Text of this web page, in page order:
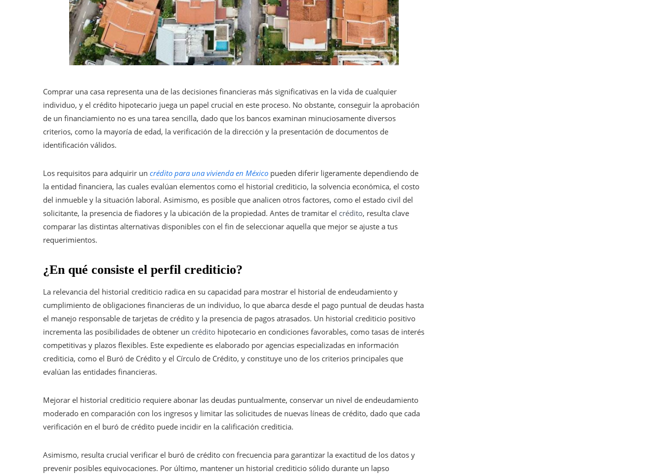
Comprar una casa representa una de las decisiones financieras más significativas en la vida de cualquier
individuo, y el crédito hipotecario juega un papel crucial en este proceso. No obstante, conseguir la aprobación
de un financiamiento no es una tarea sencilla, dado que los bancos examinan minuciosamente diversos
criterios, como la mayoría de edad, la verificación de la dirección y la presentación de documentos de
identificación válidos.
Los requisitos para adquirir un crédito para una vivienda en México pueden diferir ligeramente dependiendo de
la entidad financiera, las cuales evalúan elementos como el historial crediticio, la solvencia económica, el costo
del inmueble y la situación laboral. Asimismo, es posible que analicen otros factores, como el estado civil del
solicitante, la presencia de fiadores y la ubicación de la propiedad. Antes de tramitar el crédito, resulta clave
comparar las distintas alternativas disponibles con el fin de seleccionar aquella que mejor se ajuste a tus
requerimientos.
¿En qué consiste el perfil crediticio?
La relevancia del historial crediticio radica en su capacidad para mostrar el historial de endeudamiento y
cumplimiento de obligaciones financieras de un individuo, lo que abarca desde el pago puntual de deudas hasta
el manejo responsable de tarjetas de crédito y la presencia de pagos atrasados. Un historial crediticio positivo
incrementa las posibilidades de obtener un crédito hipotecario en condiciones favorables, como tasas de interés
competitivas y plazos flexibles. Este expediente es elaborado por agencias especializadas en información
crediticia, como el Buró de Crédito y el Círculo de Crédito, y constituye uno de los criterios principales que
evalúan las entidades financieras.
Mejorar el historial crediticio requiere abonar las deudas puntualmente, conservar un nivel de endeudamiento
moderado en comparación con los ingresos y limitar las solicitudes de nuevas líneas de crédito, dado que cada
verificación en el buró de crédito puede incidir en la calificación crediticia.
Asimismo, resulta crucial verificar el buró de crédito con frecuencia para garantizar la exactitud de los datos y
prevenir posibles equivocaciones. Por último, mantener un historial crediticio sólido durante un lapso